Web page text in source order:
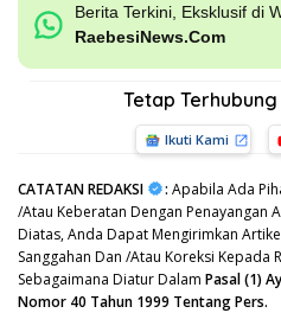
Berita Terkini, Eksklusif di
RaebesiNews.Com
Tetap
Ikuti Kami
CATATAN REDAKSI : Apabila Ada
/Atau Keberatan Dengan Penayangan
Diatas, Anda Dapat Mengirimkan
Sanggahan Dan /Atau Koreksi Kepada
Sebagaimana Diatur Dalam Pasal (1)
Nomor 40 Tahun 1999 Tentang Pers.